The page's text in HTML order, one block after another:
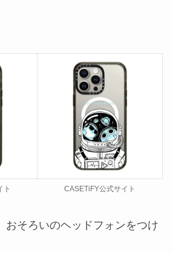
ト CASETiFY公式サイト
おそろいのヘッドフォンをつけ